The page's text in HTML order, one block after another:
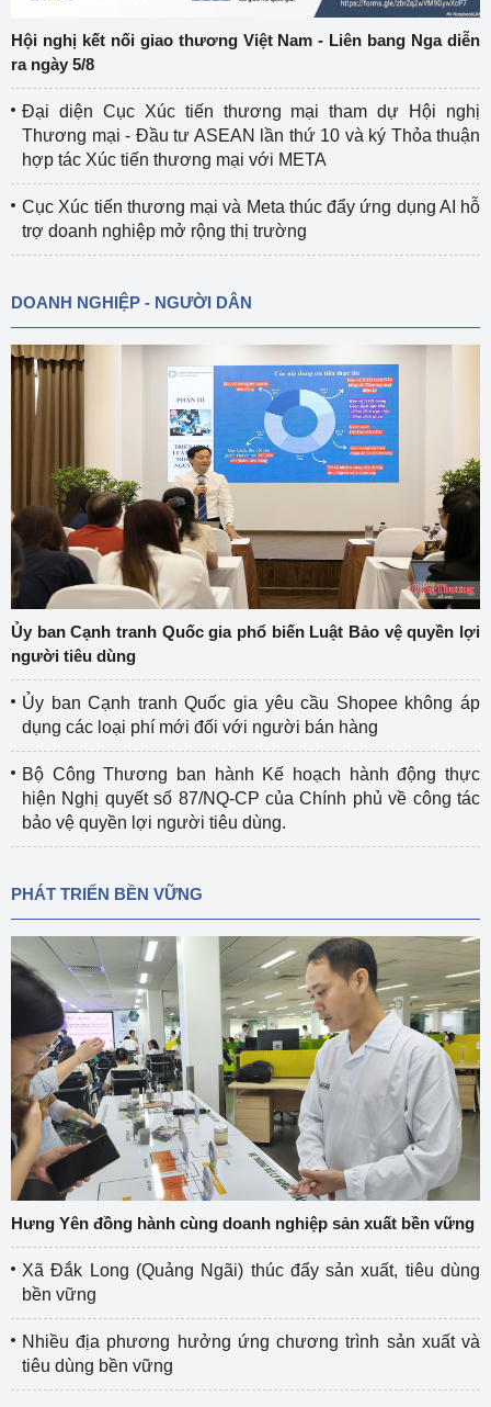
Hội nghị kết nối giao thương Việt Nam - Liên bang Nga diễn
ra ngày 5/8
Đại diện Cục Xúc tiến thương mại tham dự Hội nghị
Thương mại - Đầu tư ASEAN lần thứ 10 và ký Thỏa thuận
hợp tác Xúc tiến thương mại với META
Cục Xúc tiến thương mại và Meta thúc đẩy ứng dụng AI hỗ
trợ doanh nghiệp mở rộng thị trường
DOANH NGHIỆP - NGƯỜI DÂN
Ủy ban Cạnh tranh Quốc gia phổ biến Luật Bảo vệ quyền lợi
người tiêu dùng
Ủy ban Cạnh tranh Quốc gia yêu cầu Shopee không áp
dụng các loại phí mới đối với người bán hàng
Bộ Công Thương ban hành Kế hoạch hành động thực
hiện Nghị quyết số 87/NQ-CP của Chính phủ về công tác
bảo vệ quyền lợi người tiêu dùng.
PHÁT TRIỂN BỀN VỮNG
Hưng Yên đồng hành cùng doanh nghiệp sản xuất bền vững
Xã Đắk Long (Quảng Ngãi) thúc đẩy sản xuất, tiêu dùng
bền vững
Nhiều địa phương hưởng ứng chương trình sản xuất và
tiêu dùng bền vững